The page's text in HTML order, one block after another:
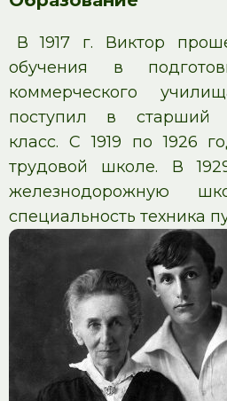
В 1917 г. Виктор
обучения в
коммерческого
поступил в старший
класс. С 1919 по 1926
трудовой школе. В
железнодорожную
специальность техника